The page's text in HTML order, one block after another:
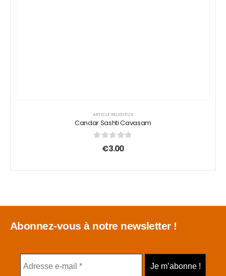
ARTICLE RELIGIEUX
Candar Sashti Cavasam
sur 5
€3.00
Abonnez-vous à notre newsletter !